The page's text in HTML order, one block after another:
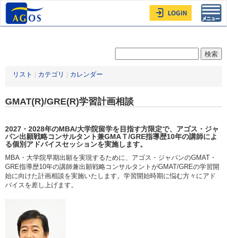
リスト カテゴリ カレンダー
GMAT(R)/GRE(R)学習計画相談
2027・2028年のMBA/大学院留学を目指す方限定で、アゴス・ジャ
パン出願戦略コンサルタント兼GMAＴ/GRE指導歴10年の講師によ
る個別アドバイスセッションを実施します。
MBA・大学院早期出願を実現するために、アゴス・ジャパンのGMAT・
GRE指導歴10年の講師兼出願戦略コンサルタントがGMAT/GREの学習開
始に向けた計画相談を実施いたします。学習開始時期に悩む方々にアド
バイスを差し上げます。